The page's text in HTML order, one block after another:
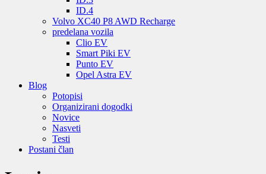
ID.4
Volvo XC40 P8 AWD Recharge
predelana vozila
Clio EV
Smart Piki EV
Punto EV
Opel Astra EV
Blog
Potopisi
Organizirani dogodki
Novice
Nasveti
Testi
Postani član